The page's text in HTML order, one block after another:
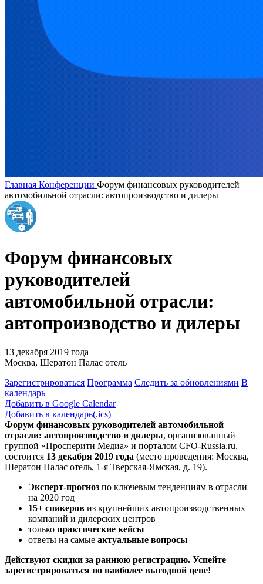
Главная Конференции Форум финансовых руководителей
автомобильной отрасли: автопроизводство и дилеры
Форум финансовых
руководителей
автомобильной отрасли:
автопроизводство и дилеры
13 декабря 2019 года
Москва, Шератон Палас отель
Зарегистрироваться Программа Следить за обновлениями В
календарь
Добавить в Google Calendar
Добавить в календарь(.ics)
Форум финансовых руководителей автомобильной
отрасли: автопроизводство и дилеры, организованный
группой «Просперити Медиа» и порталом CFO-Russia.ru,
состоится 13 декабря 2019 года (место проведения: Москва,
Шератон Палас отель, 1-я Тверская-Ямская, д. 19).
Эксперт-прогноз по ключевым тенденциям в отрасли
на 2020 год
15+ спикеров из крупнейших автопроизводственных
компаний и дилерских центров
только практические кейсы
ответы на самые актуальные вопросы
Действуют скидки за раннюю регистрацию. Успейте
зарегистрироваться по наиболее выгодной цене!